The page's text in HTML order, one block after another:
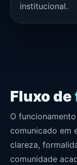
institucional.
Fluxo de
O
comunicado em
clareza,
comunidade